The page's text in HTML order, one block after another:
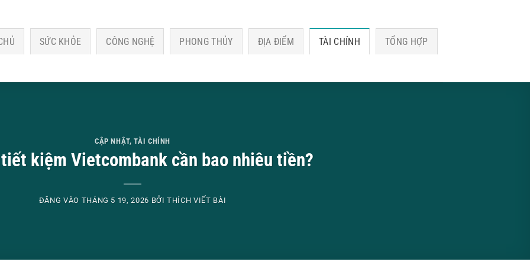
SỨC KHỎE CÔNG NGHỆ PHONG THỦY ĐỊA ĐIỂM TÀI CHÍNH TỔNG HỢP
CẬP NHẬT,TÀI CHÍNH
kiệm Vietcombank cần bao nhiêu tiền?
ĐĂNG VÀO THÁNG 5 19, 2026 BỞITHÍCH VIẾT BÀI